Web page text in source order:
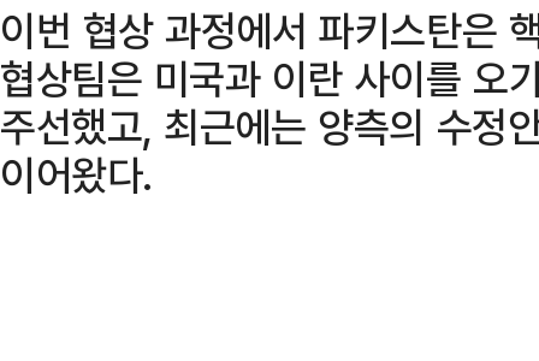
이번 협상 과정에서 파키스탄은
협상팀은 미국과 이란 사이를 오
주선했고, 최근에는 양측의 수정
이어왔다.